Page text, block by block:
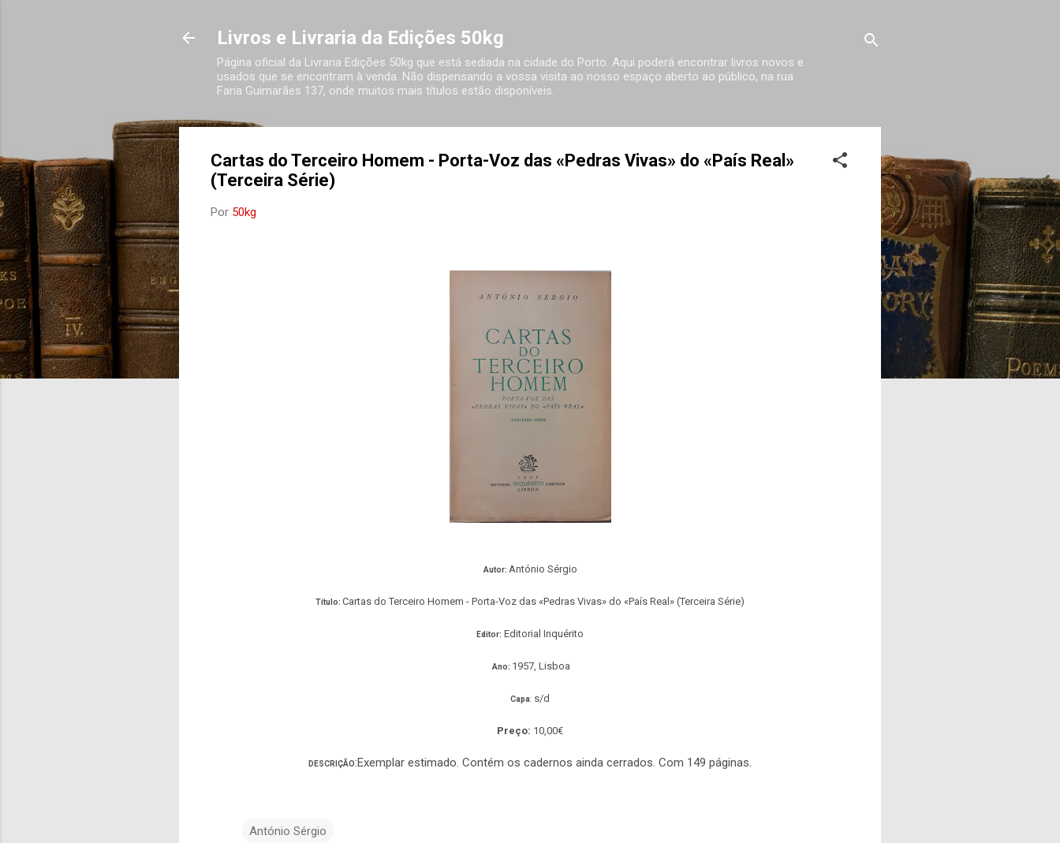
Livros e Livraria da Edições 50kg
Página oficial da Livraria Edições 50kg que está sediada na cidade do Porto. Aqui poderá encontrar livros novos e
usados que se encontram à venda. Não dispensando a vossa visita ao nosso espaço aberto ao público, na rua
Faria Guimarães 137, onde muitos mais títulos estão disponíveis.
Cartas do Terceiro Homem - Porta-Voz das «Pedras Vivas» do «País Real»
(Terceira Série)
Por 50kg
Autor: António Sérgio
Título: Cartas do Terceiro Homem - Porta-Voz das «Pedras Vivas» do «País Real» (Terceira Série)
Editor: Editorial Inquérito
Ano: 1957, Lisboa
Capa: s/d
Preço: 10,00€
DESCRIÇÃO:Exemplar estimado. Contém os cadernos ainda cerrados. Com 149 páginas.
António Sérgio